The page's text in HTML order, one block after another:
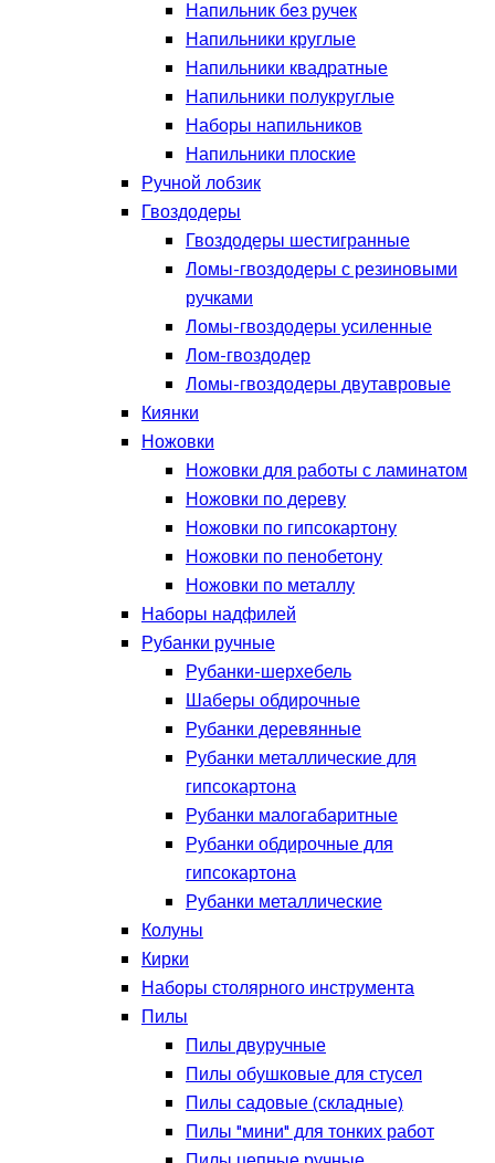
Напильник без ручек
Напильники круглые
Напильники квадратные
Напильники полукруглые
Наборы напильников
Напильники плоские
Ручной лобзик
Гвоздодеры
Гвоздодеры шестигранные
Ломы-гвоздодеры с резиновыми
ручками
Ломы-гвоздодеры усиленные
Лом-гвоздодер
Ломы-гвоздодеры двутавровые
Киянки
Ножовки
Ножовки для работы с ламинатом
Ножовки по дереву
Ножовки по гипсокартону
Ножовки по пенобетону
Ножовки по металлу
Наборы надфилей
Рубанки ручные
Рубанки-шерхебель
Шаберы обдирочные
Рубанки деревянные
Рубанки металлические для
гипсокартона
Рубанки малогабаритные
Рубанки обдирочные для
гипсокартона
Рубанки металлические
Колуны
Кирки
Наборы столярного инструмента
Пилы
Пилы двуручные
Пилы обушковые для стусел
Пилы садовые (складные)
Пилы "мини" для тонких работ